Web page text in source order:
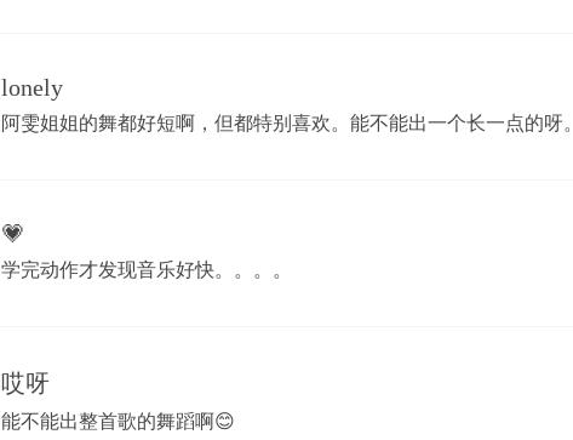
lonely
阿雯姐姐的舞都好短啊，但都特别喜欢。能不能出一个长一点的呀。
💗
学完动作才发现音乐好快。。。。
哎呀
能不能出整首歌的舞蹈啊😊